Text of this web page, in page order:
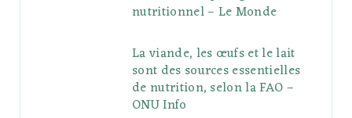
nutritionnel – Le Monde
La viande, les œufs et le lait
sont des sources essentielles
de nutrition, selon la FAO –
ONU Info